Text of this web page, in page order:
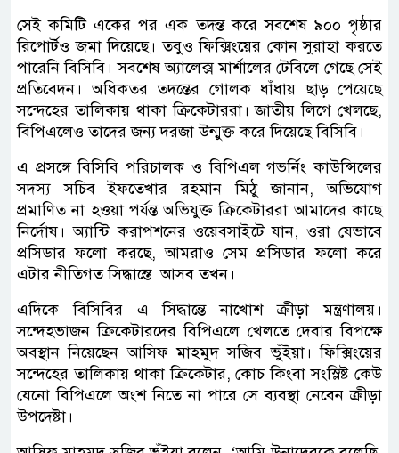
সেই কমিটি একের পর এক তদন্ত করে সবশেষ ৯০০ পৃষ্ঠার
রিপোর্টও জমা দিয়েছে। তবুও ফিক্সিংয়ের কোন সুরাহা করতে
পারেনি বিসিবি। সবশেষ অ্যালেক্স মার্শালের টেবিলে গেছে সেই
প্রতিবেদন। অধিকতর তদন্তের গোলক ধাঁধায় ছাড় পেয়েছে
সন্দেহের তালিকায় থাকা ক্রিকেটাররা। জাতীয় লিগে খেলছে,
বিপিএলেও তাদের জন্য দরজা উন্মুক্ত করে দিয়েছে বিসিবি।
এ প্রসঙ্গে বিসিবি পরিচালক ও বিপিএল গভর্নিং কাউন্সিলের
সদস্য সচিব ইফতেখার রহমান মিঠু জানান, অভিযোগ
প্রমাণিত না হওয়া পর্যন্ত অভিযুক্ত ক্রিকেটাররা আমাদের কাছে
নির্দোষ। অ্যান্টি করাপশনের ওয়েবসাইটে যান, ওরা যেভাবে
প্রসিডার ফলো করছে, আমরাও সেম প্রসিডার ফলো করে
এটার নীতিগত সিদ্ধান্তে আসব তখন।
এদিকে বিসিবির এ সিদ্ধান্তে নাখোশ ক্রীড়া মন্ত্রণালয়।
সন্দেহভাজন ক্রিকেটারদের বিপিএলে খেলতে দেবার বিপক্ষে
অবস্থান নিয়েছেন আসিফ মাহমুদ সজিব ভুঁইয়া। ফিক্সিংয়ের
সন্দেহের তালিকায় থাকা ক্রিকেটার, কোচ কিংবা সংস্লিষ্ট কেউ
যেনো বিপিএলে অংশ নিতে না পারে সে ব্যবস্থা নেবেন ক্রীড়া
উপদেষ্টা।